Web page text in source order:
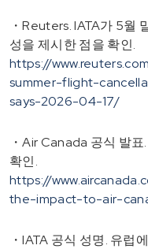
・Reuters. IATA가 5월
성을 제시한 점을 확인.
https://
summer-flight-
says-2026-04-17/
・Air Canada 공식 발
확인.
https://
the-impact-to-air-
・IATA 공식 성명. 유럽